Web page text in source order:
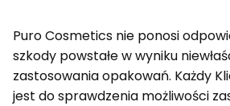
Puro Cosmetics nie ponosi
szkody powstałe w wyniku
zastosowania opakowań. Każdy
jest do sprawdzenia możliwości